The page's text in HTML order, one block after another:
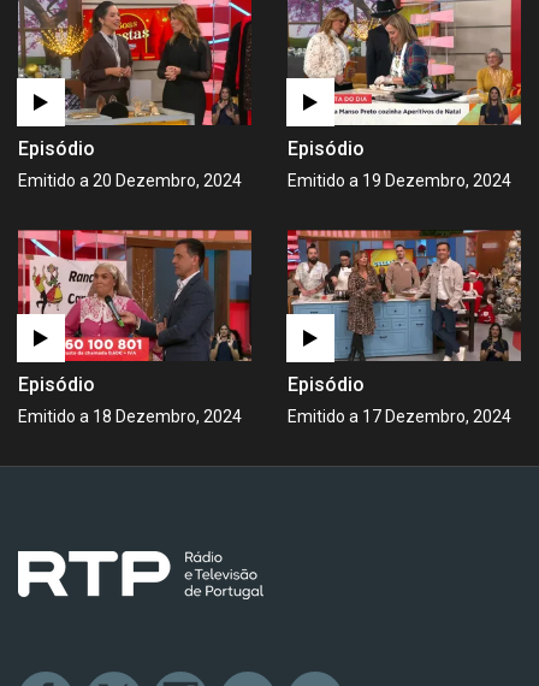
Episódio
Emitido a 20 Dezembro, 2024
Episódio
Emitido a 19 Dezembro, 2024
Episódio
Emitido a 18 Dezembro, 2024
Episódio
Emitido a 17 Dezembro, 2024